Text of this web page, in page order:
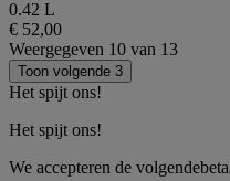
0.42 L
€ 52,00
Weergegeven 10 van 13
Toon volgende 3
Het spijt ons!
Het spijt ons!
We accepteren de